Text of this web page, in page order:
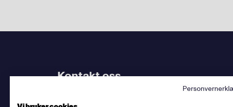
Kontakt oss